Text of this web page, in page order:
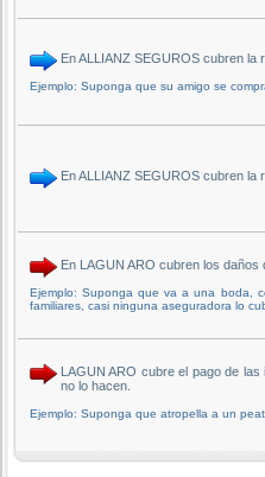
En ALLIANZ SEGUROS cubren
Ejemplo: Suponga que su amigo se
En ALLIANZ SEGUROS cubren la
En LAGUN ARO cubren los
Ejemplo: Suponga que va a una boda,
familiares, casi ninguna aseguradora lo
LAGUN ARO cubre el pago de
no lo hacen.
Ejemplo: Suponga que atropella a un